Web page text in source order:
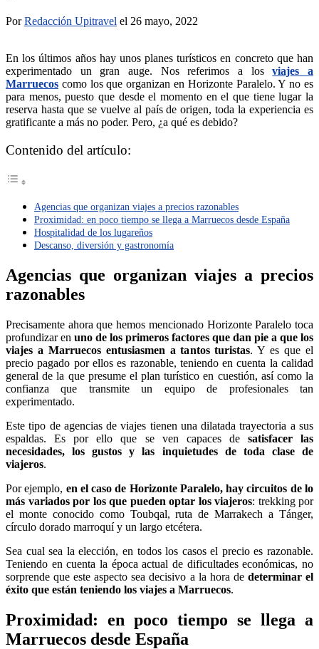
PorRedacción Upitravel el 26 mayo, 2022
En los últimos años hay unos planes turísticos en concreto que han
experimentado un gran auge. Nos referimos a losviajes a
Marruecos como los que organizan en Horizonte Paralelo. Y no es
para menos, puesto que desde el momento en el que tiene lugar la
reserva hasta que se vuelve al país de origen, toda la experiencia es
gratificante a más no poder. Pero, ¿a qué es debido?
Contenido del artículo:
Agencias que organizan viajes a precios razonables
Proximidad: en poco tiempo se llega a Marruecos desde España
Hospitalidad de los lugareños
Descanso, diversión y gastronomía
Agencias que organizan viajes a precios
razonables
Precisamente ahora que hemos mencionado Horizonte Paralelo toca
profundizar en uno de los primeros factores que dan pie a que los
viajes a Marruecos entusiasmen a tantos turistas. Y es que el
precio pagado por ellos es razonable, teniendo en cuenta la calidad
general de la que presume el plan turístico en cuestión, así como la
confianza que transmite un equipo de profesionales tan
experimentado.
Este tipo de agencias de viajes tienen una dilatada trayectoria a sus
espaldas. Es por ello que se ven capaces de satisfacer las
necesidades, los gustos y las inquietudes de toda clase de
viajeros.
Por ejemplo, en el caso de Horizonte Paralelo, hay circuitos de lo
más variados por los que pueden optar los viajeros: trekking por
el monte conocido como Toubqal, ruta de Marrakech a Tánger,
círculo dorado marroquí y un largo etcétera.
Sea cual sea la elección, en todos los casos el precio es razonable.
Teniendo en cuenta la época actual de dificultades económicas, no
sorprende que este aspecto sea decisivo a la hora de determinar el
éxito que están teniendo los viajes a Marruecos.
Proximidad: en poco tiempo se llega a
Marruecos desde España